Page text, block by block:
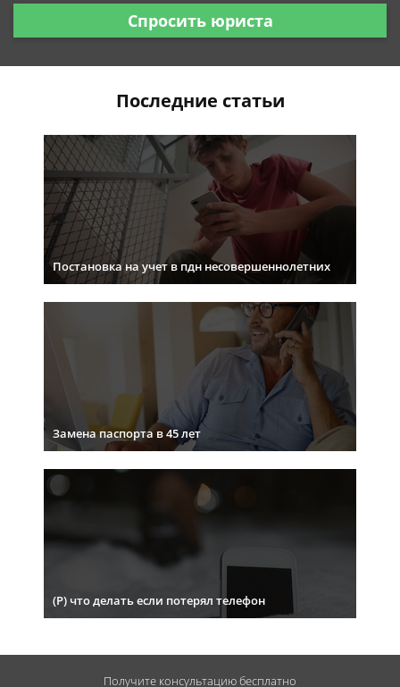
Спросить юриста
Последние статьи
Постановка на учет в пдн несовершеннолетних
Замена паспорта в 45 лет
(Р) что делать если потерял телефон
Получите консультациюбесплатно